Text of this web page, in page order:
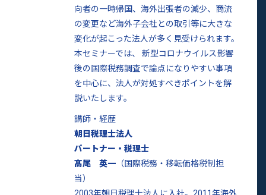
向者の一時帰国、海外出張者の減少、商流
の変更など海外子会社との取引等に大きな
変化が起こった法人が多く見受けられます。
本セミナーでは、 新型コロナウイルス影響
後の国際税務調査で論点になりやすい事項
を中心に、法人が対処すべきポイントを解
説いたします。
講師・経歴
朝日税理士法人
パートナー・税理士
髙尾 英一（国際税務・移転価格税制担
当）